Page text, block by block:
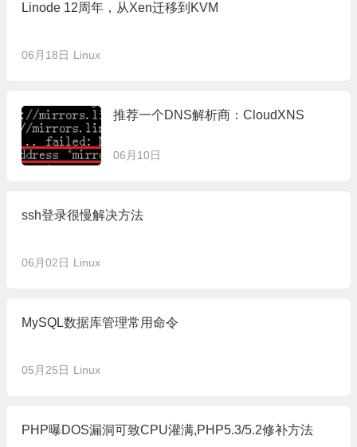
Linode 12周年，从Xen迁移到KVM
06月18日 Linux
推荐一个DNS解析商：CloudXNS
06月10日
ssh登录很慢解决方法
06月02日 Linux
MySQL数据库管理常用命令
05月25日 Linux
PHP曝DOS漏洞可致CPU灌满,PHP5.3/5.2修补方法